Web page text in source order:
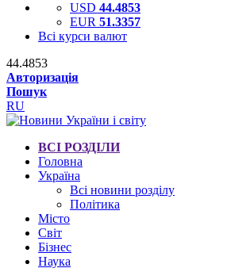
USD 44.4853
EUR 51.3357
Всі курси валют
44.4853
Авторизація
Пошук
RU
ВСІ РОЗДІЛИ
Головна
Україна
Всі новини розділу
Політика
Місто
Світ
Бізнес
Наука